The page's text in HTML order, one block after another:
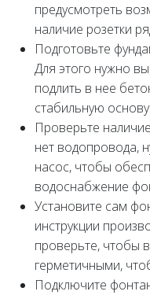
предусмотреть
наличие розетки
Подготовьте
Для этого нужно
подлить в нее
стабильную основу.
Проверьте
нет водопровода,
насос, чтобы
водоснабжение
Установите сам
инструкции
проверьте, чтобы
герметичными,
Подключите